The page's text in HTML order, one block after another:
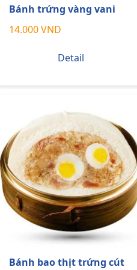
Bánh trứng vàng vani
14.000 VND
Detail
Bánh bao thịt trứng cút